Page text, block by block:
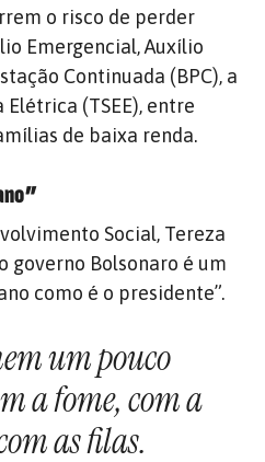
o risco de perder
Emergencial, Auxílio
Continuada (BPC), a
(TSEE), entre
de baixa renda.
Social, Tereza
governo Bolsonaro é um
como é o presidente”.
um pouco
a fome, com a
as filas.